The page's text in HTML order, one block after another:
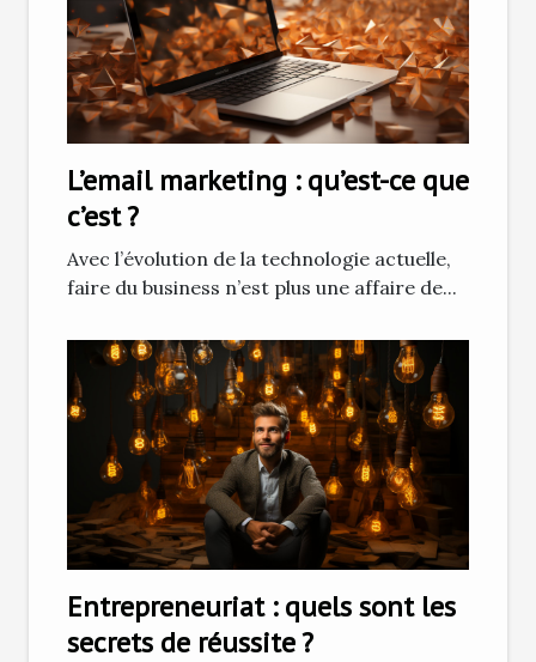
L’email marketing : qu’est-ce que
c’est ?
Avec l’évolution de la technologie actuelle,
faire du business n’est plus une affaire de...
Entrepreneuriat : quels sont les
secrets de réussite ?